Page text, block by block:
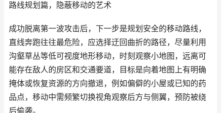
路线规划篇，隐蔽移动的艺术
成功脱离第一波攻击后，下一步是规划安全的移动路线，
直线奔跑往往最危险，应选择迂回曲折的路径，尽量利用
沟壑草丛等低可视度地形移动，时刻观察小地图，远离可
能存在敌人的房区和交通要道，目标是向着地图上有明确
掩体或恢复资源的方向撤退，例如偏僻的小屋或已知的药
品点，移动中需频繁切换视角观察后方与侧翼，预防被绕
后偷袭。